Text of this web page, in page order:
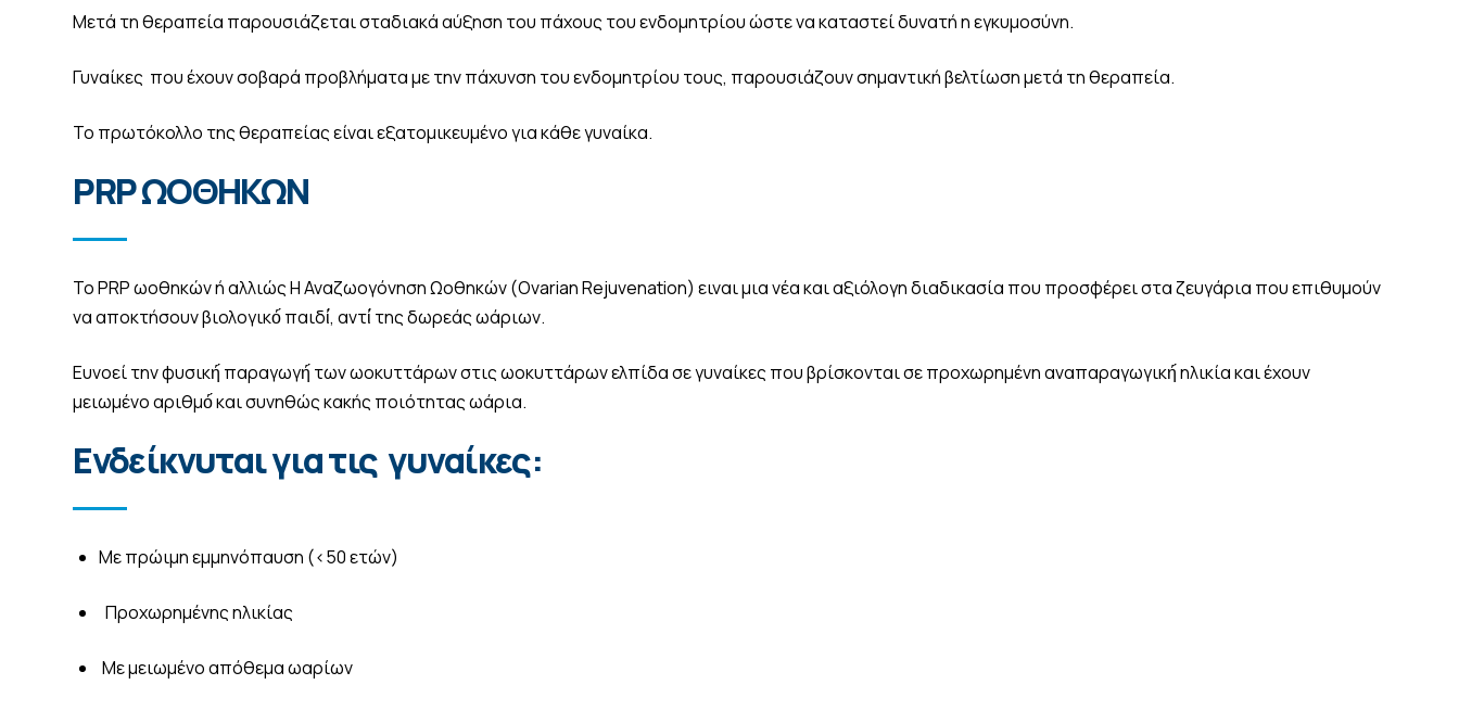
Μετά τη θεραπεία παρουσιάζεται σταδιακά αύξηση του πάχους του ενδομητρίου ώστε να καταστεί δυνατή η εγκυμοσύνη.
Γυναίκες που έχουν σοβαρά προβλήματα με την πάχυνση του ενδομητρίου τους, παρουσιάζουν σημαντική βελτίωση μετά τη θεραπεία.
Το πρωτόκολλο της θεραπείας είναι εξατομικευμένο για κάθε γυναίκα.
PRP ΩΟΘΗΚΩΝ
Το PRP ωοθηκών ή αλλιώς Η Αναζωογόνηση Ωοθηκών (Ovarian Rejuvenation) ειναι μια νέα και αξιόλογη διαδικασία που προσφέρει στα ζευγάρια που επιθυμούν
να αποκτήσουν βιολογικό́ παιδί́, αντί́ της δωρεάς ωάριων.
Ευνοεί την φυσική́ παραγωγή́ των ωοκυττάρων στις ωοκυττάρων ελπίδα σε γυναίκες που βρίσκονται σε προχωρημένη αναπαραγωγική́ ηλικία και έχουν
μειωμένο αριθμό́ και συνηθώς κακής ποιότητας ωάρια.
Ενδείκνυται για τις γυναίκες:
Με πρώιμη εμμηνόπαυση (<50 ετών)
Προχωρημένης ηλικίας
Με μειωμένο απόθεμα ωαρίων